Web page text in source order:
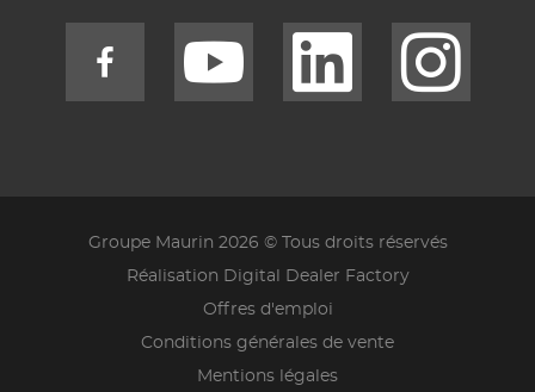
Groupe Maurin 2026 © Tous droits réservés
Réalisation Digital Dealer Factory
Offres d'emploi
Conditions générales de vente
Mentions légales